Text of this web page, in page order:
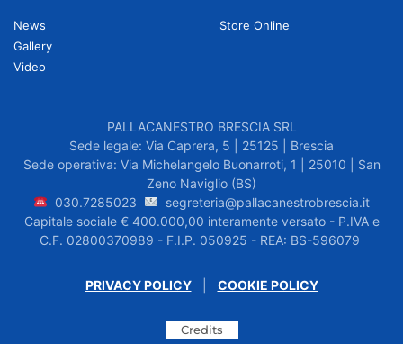
News
Gallery
Video
Store Online
PALLACANESTRO BRESCIA SRL
Sede legale: Via Caprera, 5 | 25125 | Brescia
Sede operativa: Via Michelangelo Buonarroti, 1 | 25010 | San
Zeno Naviglio (BS)
030.7285023
segreteria@pallacanestrobrescia.it
Capitale sociale € 400.000,00 interamente versato - P.IVA e
C.F. 02800370989 - F.I.P. 050925 - REA: BS-596079
PRIVACY POLICY| COOKIE POLICY
Credits